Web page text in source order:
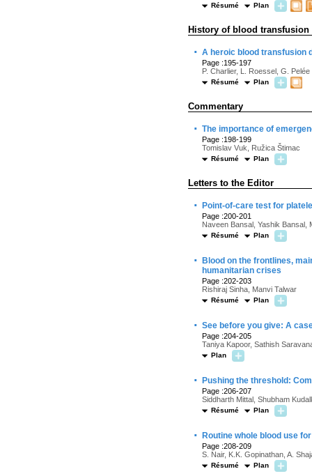
Résumé Plan
History of blood transfusion
· A heroic blood transfusion
Page :195-197
P. Charlier, L. Roessel, G.
Résumé Plan
Commentary
· The importance of
Page :198-199
Tomislav Vuk, Ružica Štimac
Résumé Plan
Letters to the Editor
· Point-of-care test for
Page :200-201
Naveen Bansal, Yashik Bansal,
Résumé Plan
·
Blood on the frontlines,
humanitarian crises
Page :202-203
Rishiraj Sinha, Manvi Talwar
Résumé Plan
· See before you give: A
Page :204-205
Taniya Kapoor, Sathish
Plan
· Pushing the threshold:
Page :206-207
Siddharth Mittal, Shubham
Résumé Plan
· Routine whole blood use
Page :208-209
S. Nair, K.K. Gopinathan, A.
Résumé Plan